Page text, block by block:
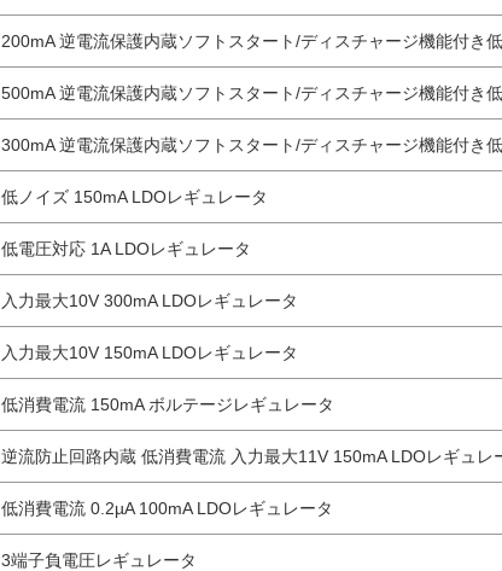
200mA 逆電流保護内蔵ソフトスタート/ディスチャージ機能付き
500mA 逆電流保護内蔵ソフトスタート/ディスチャージ機能付き
300mA 逆電流保護内蔵ソフトスタート/ディスチャージ機能付き
低ノイズ 150mA LDOレギュレータ
低電圧対応 1A LDOレギュレータ
入力最大10V 300mA LDOレギュレータ
入力最大10V 150mA LDOレギュレータ
低消費電流 150mA ボルテージレギュレータ
逆流防止回路内蔵 低消費電流 入力最大11V 150mA LDOレギュレ
低消費電流 0.2µA 100mA LDOレギュレータ
3端子負電圧レギュレータ